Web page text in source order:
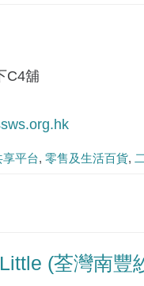
C4舖
享平台 零售及生活百貨
(荃灣南豐